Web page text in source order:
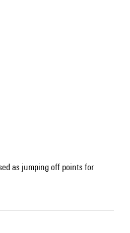
as jumping off points for